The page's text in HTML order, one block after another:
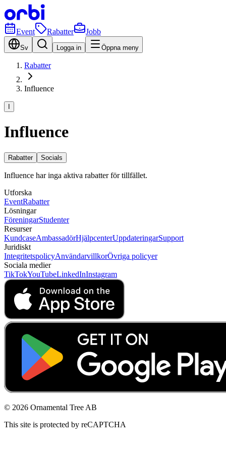
Event Rabatter Jobb
Sv Logga in Öppna meny
Rabatter
Influence
Influence
Rabatter Socials
Influence har inga aktiva rabatter för tillfället.
Utforska
EventRabatter
Lösningar
FöreningarStudenter
Resurser
KundcaseAmbassadörHjälpcenterUppdateringarSupport
Juridiskt
IntegritetspolicyAnvändarvillkorÖvriga policyer
Sociala medier
TikTokYouTubeLinkedInInstagram
© 2026 Ornamental Tree AB
This site is protected by reCAPTCHA